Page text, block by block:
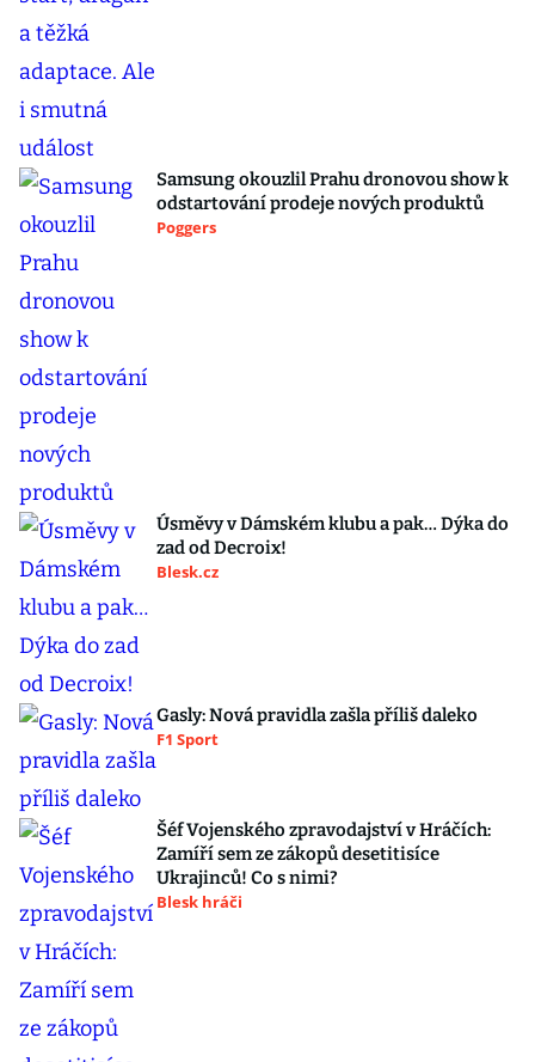
Samsung okouzlil Prahu dronovou show k
odstartování prodeje nových produktů
Poggers
Úsměvy v Dámském klubu a pak… Dýka do
zad od Decroix!
Blesk.cz
Gasly: Nová pravidla zašla příliš daleko
F1 Sport
Šéf Vojenského zpravodajství v Hráčích:
Zamíří sem ze zákopů desetitisíce
Ukrajinců! Co s nimi?
Blesk hráči